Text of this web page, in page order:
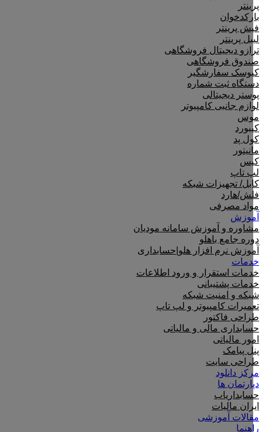
پرینتر
بارکدخوان
فیش پرینتر
لیبل پرینتر
ترازو دیجیتال فروشگاهی
صندوق فروشگاهی
کیوسک سفارشگیر
دستگاه ثبت شماره
پوستر دیجیتالی
لوازم جانبی کامپیوتر
موس
کیبورد
کول پد
مانیتور
کیس
لپ تاپ
کابل/ تجهیزات شبکه
فلش/هارد
مواد مصرفی
آموزش
مشاوره و آموزش سامانه مودیان
دوره جامع باهلو
آموزش نرم افزار هلو|حسابداری
خدمات
خدمات استقرار و ورود اطلاعات
خدمات پشتیبانی
شبکه و امنیت شبکه
تعمیرات کامپیوتر و لپ تاپ
طراحی فاکتور
حسابداری مالی و مالیاتی
امور مالیاتی
پنل پیامک
طراحی سایت
مرکز دانلود
دپارتمان ها
حسابداریاب
ایران مالیات
مقالات آموزشی
راهنما